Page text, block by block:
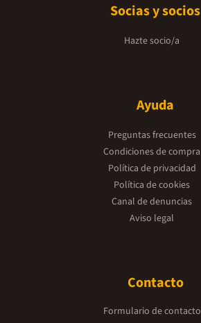
Socias y socios
Hazte socio/a
Ayuda
Preguntas frecuentes
Condiciones de compra
Política de privacidad
Política de cookies
Canal de denuncias
Aviso legal
Contacto
Formulario de contacto